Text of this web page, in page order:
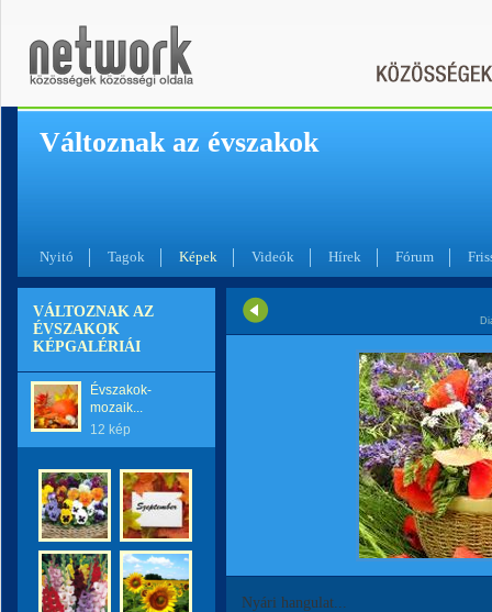
Változnak az évszakok
Nyitó Tagok Képek Videók Hírek Fórum
VÁLTOZNAK AZ
ÉVSZAKOK
KÉPGALÉRIÁI
Évszakok-
mozaik...
12 kép
Nyári hangulat...